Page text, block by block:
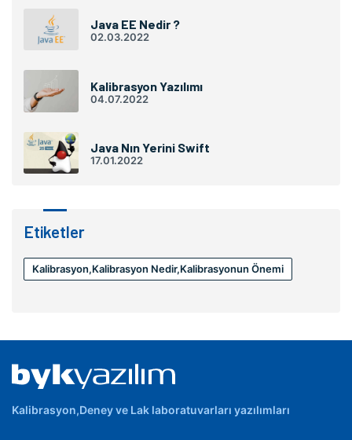
Java EE Nedir ?
02.03.2022
Kalibrasyon Yazılımı
04.07.2022
Java Nın Yerini Swift
17.01.2022
Etiketler
Kalibrasyon,kalibrasyon Nedir,kalibrasyonun Önemi
Kalibrasyon,Deney ve Lak laboratuvarları yazılımları